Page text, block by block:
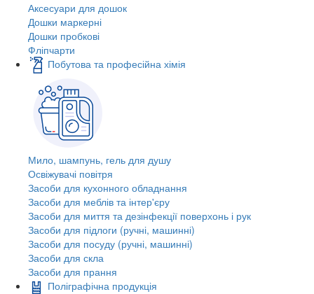
Аксесуари для дошок
Дошки маркерні
Дошки пробкові
Фліпчарти
Побутова та професійна хімія
Мило, шампунь, гель для душу
Освіжувачі повітря
Засоби для кухонного обладнання
Засоби для меблів та інтер'єру
Засоби для миття та дезінфекції поверхонь і рук
Засоби для підлоги (ручні, машинні)
Засоби для посуду (ручні, машинні)
Засоби для скла
Засоби для прання
Поліграфічна продукція